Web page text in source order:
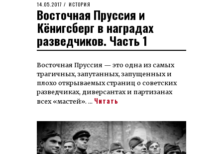
POSTED
ON
14.05.2017 22.03.2023
ИСТОРИЯ
Восточная Пруссия и
Кёнигсберг в наградах
разведчиков. Часть 1
Восточная Пруссия — это одна из самых
трагичных, запутанных, запущенных и
плохо открываемых страниц о советских
разведчиках, диверсантах и партизанах
всех «мастей». … Читать